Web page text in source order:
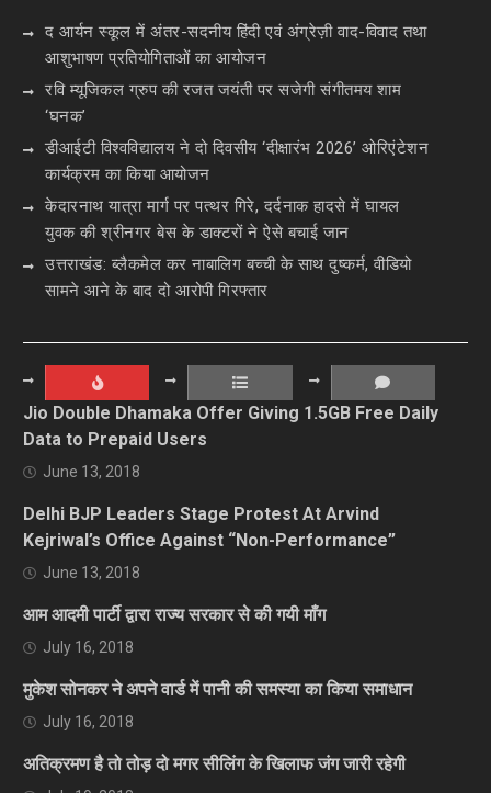
द आर्यन स्कूल में अंतर-सदनीय हिंदी एवं अंग्रेज़ी वाद-विवाद तथा
आशुभाषण प्रतियोगिताओं का आयोजन
रवि म्यूजिकल ग्रुप की रजत जयंती पर सजेगी संगीतमय शाम
‘घनक’
डीआईटी विश्वविद्यालय ने दो दिवसीय ‘दीक्षारंभ 2026’ ओरिएंटेशन
कार्यक्रम का किया आयोजन
केदारनाथ यात्रा मार्ग पर पत्थर गिरे, दर्दनाक हादसे में घायल
युवक की श्रीनगर बेस के डाक्टरों ने ऐसे बचाई जान
उत्तराखंड: ब्लैकमेल कर नाबालिग बच्ची के साथ दुष्कर्म, वीडियो
सामने आने के बाद दो आरोपी गिरफ्तार
Jio Double Dhamaka Offer Giving 1.5GB Free Daily
Data to Prepaid Users
June 13, 2018
Delhi BJP Leaders Stage Protest At Arvind
Kejriwal’s Office Against “Non-Performance”
June 13, 2018
आम आदमी पार्टी द्वारा राज्य सरकार से की गयी माँग
July 16, 2018
मुकेश सोनकर ने अपने वार्ड में पानी की समस्या का किया समाधान
July 16, 2018
अतिक्रमण है तो तोड़ दो मगर सीलिंग के खिलाफ जंग जारी रहेगी